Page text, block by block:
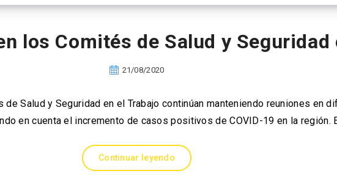
los Comités de Salud y Seguridad
21/08/2020
Salud y Seguridad en el Trabajo continúan manteniendo reuniones en
en cuenta el incremento de casos positivos de COVID-19 en la región.
Continuar leyendo